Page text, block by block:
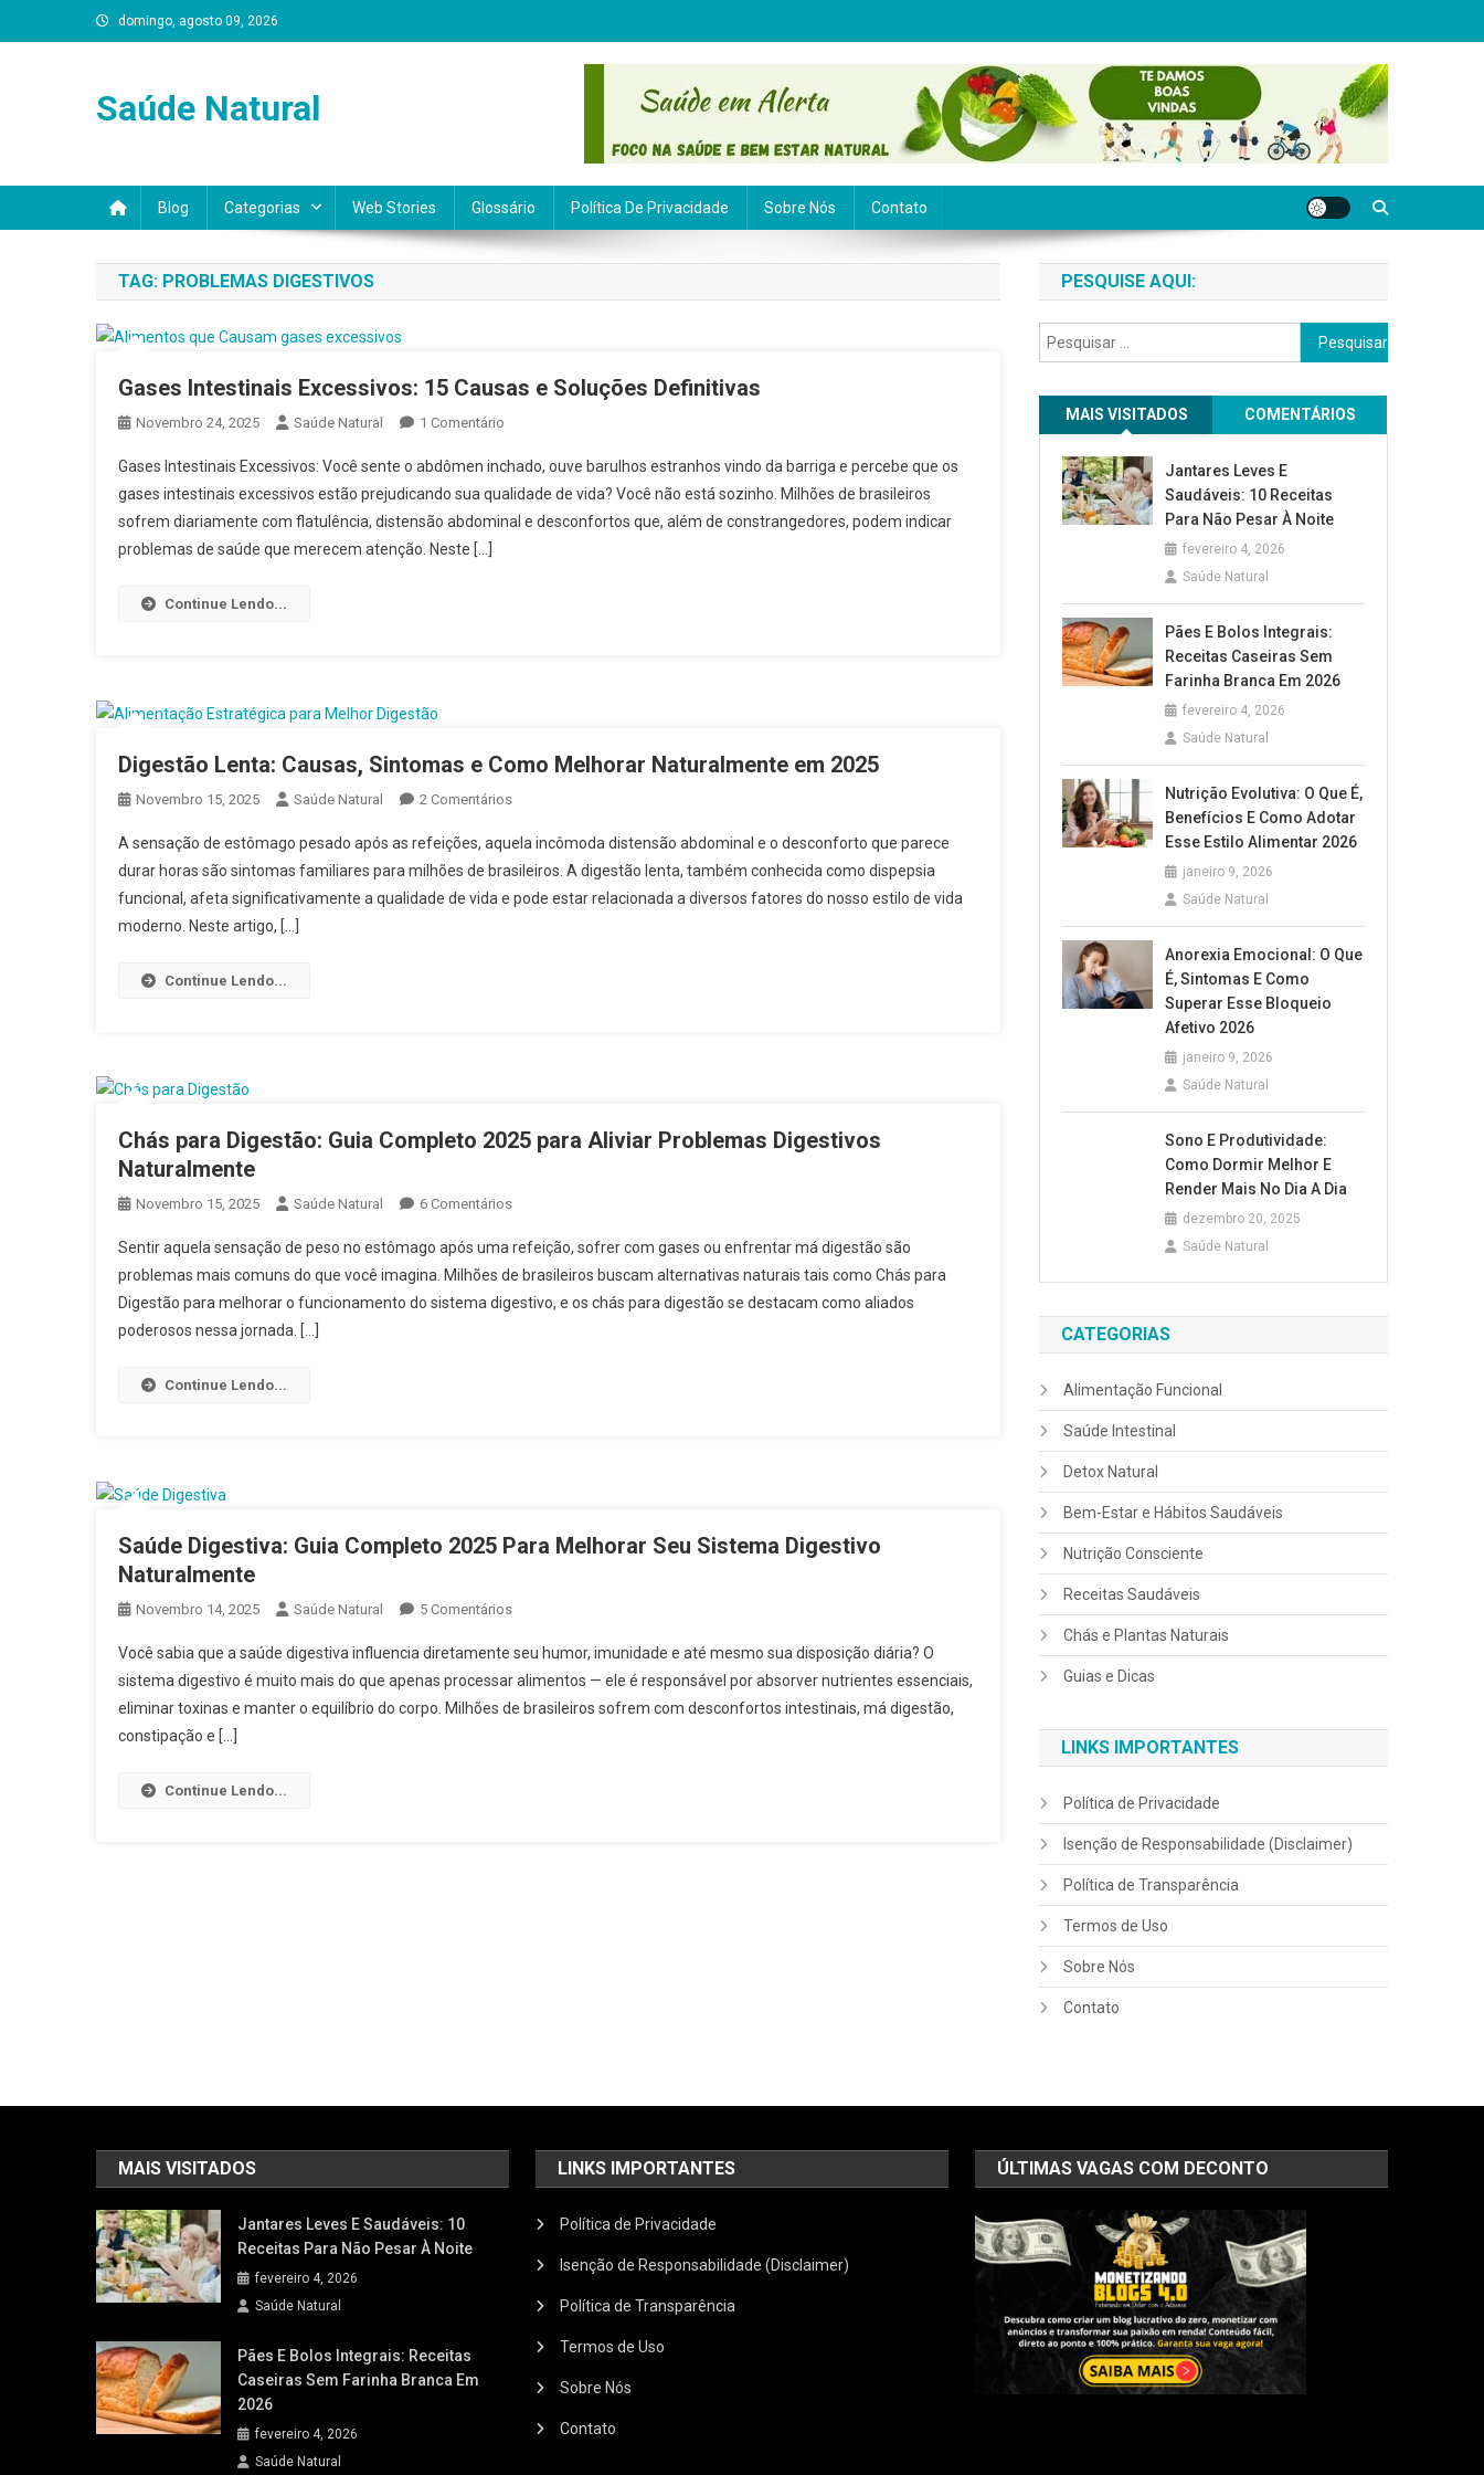
to
domingo, agosto 09, 2026
Saúde Natural
Blog Categorias Web Stories Glossário Política De Privacidade Sobre Nós Contato
TAG: PROBLEMAS DIGESTIVOS
Gases Intestinais Excessivos: 15 Causas e Soluções Definitivas
Novembro 24, 2025 Saúde Natural 1 Comentário
Intestinais
Excessivos:
15
Gases Intestinais Excessivos: Você sente o abdômen inchado, ouve barulhos estranhos vindo da barriga e percebe que os
gases intestinais excessivos estão prejudicando sua qualidade de vida? Você não está sozinho. Milhões de brasileiros
sofrem diariamente com flatulência, distensão abdominal e desconfortos que, além de constrangedores, podem indicar
problemas de saúde que merecem atenção. Neste […]
Continue Lendo...
Digestão Lenta: Causas, Sintomas e Como Melhorar Naturalmente em 2025
Novembro 15, 2025 Saúde Natural 2 ComentáriosEm
Lenta:
Causas,
Sintomas
A sensação de estômago pesado após as refeições, aquela incômoda distensão abdominal e o desconforto que parece
durar horas são sintomas familiares para milhões de brasileiros. A digestão lenta, também conhecida como dispepsia
funcional, afeta significativamente a qualidade de vida e pode estar relacionada a diversos fatores do nosso estilo de vida
moderno. Neste artigo, […]
Continue Lendo...
Chás para Digestão: Guia Completo 2025 para Aliviar Problemas Digestivos
Naturalmente
Novembro 15, 2025 Saúde Natural 6 ComentáriosEm
Para
Digestão:
Guia
Sentir aquela sensação de peso no estômago após uma refeição, sofrer com gases ou enfrentar má digestão são
problemas mais comuns do que você imagina. Milhões de brasileiros buscam alternativas naturais tais como Chás para
Digestão para melhorar o funcionamento do sistema digestivo, e os chás para digestão se destacam como aliados
poderosos nessa jornada. […]
Continue Lendo...
Saúde Digestiva: Guia Completo 2025 Para Melhorar Seu Sistema Digestivo
Naturalmente
Novembro 14, 2025 Saúde Natural 5 ComentáriosEm
Digestiva:
Guia
Completo
Você sabia que a saúde digestiva influencia diretamente seu humor, imunidade e até mesmo sua disposição diária? O
sistema digestivo é muito mais do que apenas processar alimentos — ele é responsável por absorver nutrientes essenciais,
eliminar toxinas e manter o equilíbrio do corpo. Milhões de brasileiros sofrem com desconfortos intestinais, má digestão,
constipação e […]
Continue Lendo...
PESQUISE AQUI:
Pesquisar
por:
MAIS VISITADOS COMENTÁRIOS
Jantares Leves E
Saudáveis: 10 Receitas
Para Não Pesar À Noite
fevereiro 4, 2026
Saúde Natural
Pães E Bolos Integrais:
Receitas Caseiras Sem
Farinha Branca Em 2026
fevereiro 4, 2026
Saúde Natural
Nutrição Evolutiva: O Que É,
Benefícios E Como Adotar
Esse Estilo Alimentar 2026
janeiro 9, 2026
Saúde Natural
Anorexia Emocional: O Que
É, Sintomas E Como
Superar Esse Bloqueio
Afetivo 2026
janeiro 9, 2026
Saúde Natural
Sono E Produtividade:
Como Dormir Melhor E
Render Mais No Dia A Dia
dezembro 20, 2025
Saúde Natural
CATEGORIAS
Alimentação Funcional
Saúde Intestinal
Detox Natural
Bem-Estar e Hábitos Saudáveis
Nutrição Consciente
Receitas Saudáveis
Chás e Plantas Naturais
Guias e Dicas
LINKS IMPORTANTES
Política de Privacidade
Isenção de Responsabilidade (Disclaimer)
Política de Transparência
Termos de Uso
Sobre Nós
Contato
MAIS VISITADOS
Jantares Leves E Saudáveis: 10
Receitas Para Não Pesar À Noite
fevereiro 4, 2026
Saúde Natural
Pães E Bolos Integrais: Receitas
Caseiras Sem Farinha Branca Em
2026
fevereiro 4, 2026
Saúde Natural
LINKS IMPORTANTES
Política de Privacidade
Isenção de Responsabilidade (Disclaimer)
Política de Transparência
Termos de Uso
Sobre Nós
Contato
ÚLTIMAS VAGAS COM DECONTO